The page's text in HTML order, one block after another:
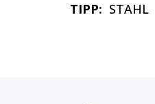
TIPP: STAHL